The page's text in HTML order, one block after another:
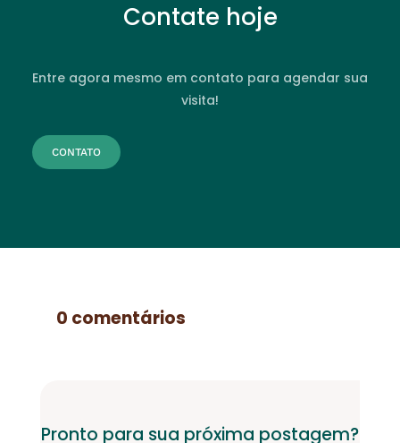
Contate hoje
Entre agora mesmo em contato para agendar sua
visita!
CONTATO
0 comentários
Pronto para sua próxima postagem?